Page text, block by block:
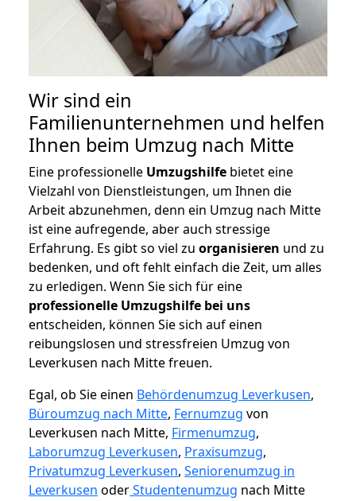
Wir sind ein
Familienunternehmen und helfen
Ihnen beim Umzug nach Mitte
Eine professionelle Umzugshilfe bietet eine
Vielzahl von Dienstleistungen, um Ihnen die
Arbeit abzunehmen, denn ein Umzug nach Mitte
ist eine aufregende, aber auch stressige
Erfahrung. Es gibt so viel zu organisieren und zu
bedenken, und oft fehlt einfach die Zeit, um alles
zu erledigen. Wenn Sie sich für eine
professionelle Umzugshilfe bei uns
entscheiden, können Sie sich auf einen
reibungslosen und stressfreien Umzug von
Leverkusen nach Mitte freuen.
Egal, ob Sie einen Behördenumzug Leverkusen,
Büroumzug nach Mitte, Fernumzug von
Leverkusen nach Mitte, Firmenumzug,
Laborumzug Leverkusen, Praxisumzug,
Privatumzug Leverkusen, Seniorenumzug in
Leverkusen oderStudentenumzug nach Mitte